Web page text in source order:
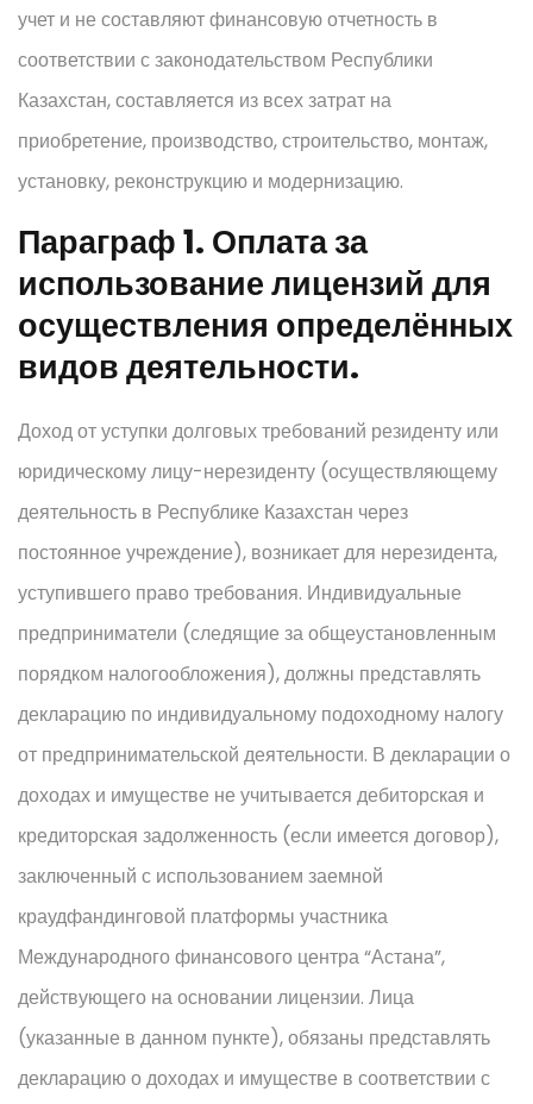
учет и не составляют финансовую отчетность в
соответствии с законодательством Республики
Казахстан, составляется из всех затрат на
приобретение, производство, строительство, монтаж,
установку, реконструкцию и модернизацию.
Параграф 1. Оплата за
использование лицензий для
осуществления определённых
видов деятельности.
Доход от уступки долговых требований резиденту или
юридическому лицу-нерезиденту (осуществляющему
деятельность в Республике Казахстан через
постоянное учреждение), возникает для нерезидента,
уступившего право требования. Индивидуальные
предприниматели (следящие за общеустановленным
порядком налогообложения), должны представлять
декларацию по индивидуальному подоходному налогу
от предпринимательской деятельности. В декларации о
доходах и имуществе не учитывается дебиторская и
кредиторская задолженность (если имеется договор),
заключенный с использованием заемной
краудфандинговой платформы участника
Международного финансового центра “Астана”,
действующего на основании лицензии. Лица
(указанные в данном пункте), обязаны представлять
декларацию о доходах и имуществе в соответствии с